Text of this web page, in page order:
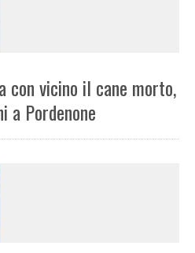
con vicino il cane morto,
a Pordenone